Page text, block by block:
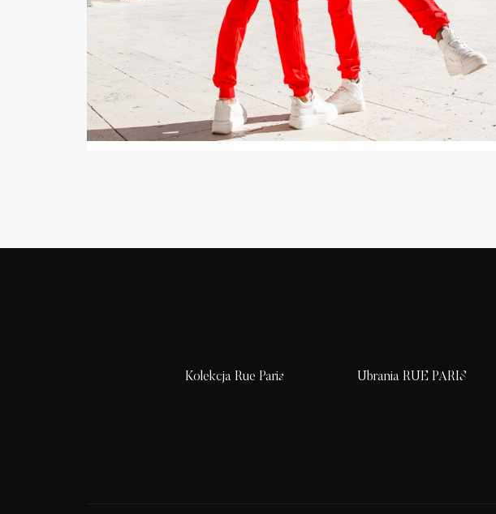
Kolekcja Rue Paris Ubrania RUE PARIS